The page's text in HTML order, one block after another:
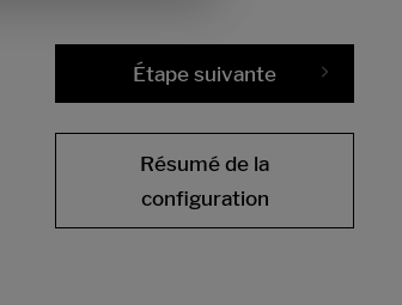
Étape suivante
Résumé de la
configuration